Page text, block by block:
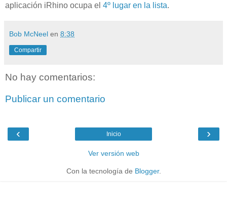
aplicación iRhino ocupa el 4º lugar en la lista.
Bob McNeel en 8:38
Compartir
No hay comentarios:
Publicar un comentario
‹ ›
Inicio
Ver versión web
Con la tecnología de Blogger.